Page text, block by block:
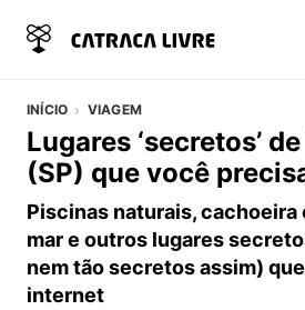
INÍCIO VIAGEM
Lugares ‘secretos’
(SP) que você
Piscinas naturais, cachoeira
mar e outros lugares
nem tão secretos assim)
internet